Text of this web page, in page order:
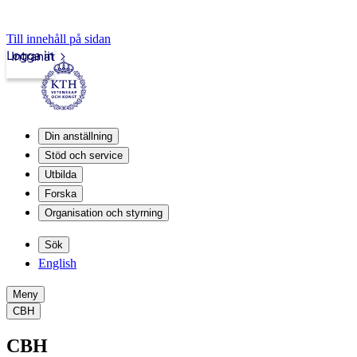
Till innehåll på sidan
Intranät
Logga in
Din anställning
Stöd och service
Utbilda
Forska
Organisation och styrning
Sök
English
Meny
CBH
CBH